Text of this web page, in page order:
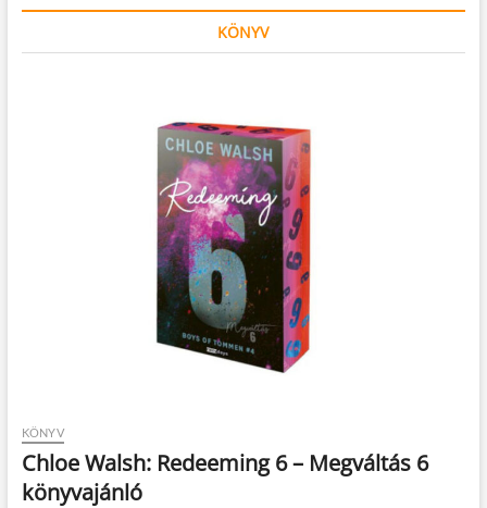
KÖNYV
KÖNYV
Chloe Walsh: Redeeming 6 – Megváltás 6
könyvajánló